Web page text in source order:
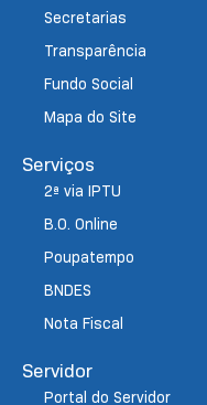
Secretarias
Transparência
Fundo Social
Mapa do Site
Serviços
2ª via IPTU
B.O. Online
Poupatempo
BNDES
Nota Fiscal
Servidor
Portal do Servidor